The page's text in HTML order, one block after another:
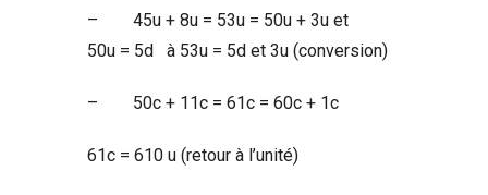
– 45u + 8u = 53u = 50u + 3u et
50u = 5d à 53u = 5d et 3u (conversion)
– 50c + 11c = 61c = 60c + 1c
61c = 610 u (retour à l’unité)